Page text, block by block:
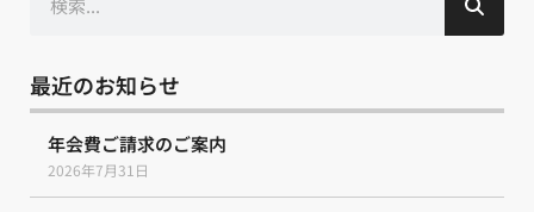
最近のお知らせ
年会費ご請求のご案内
2026年7月31日